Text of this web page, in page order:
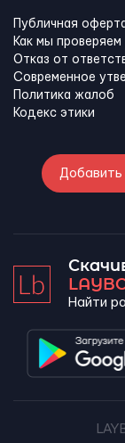
Публичная
Как мы
Отказ от
Современное
Политика жалоб
Кодекс этики
Найти